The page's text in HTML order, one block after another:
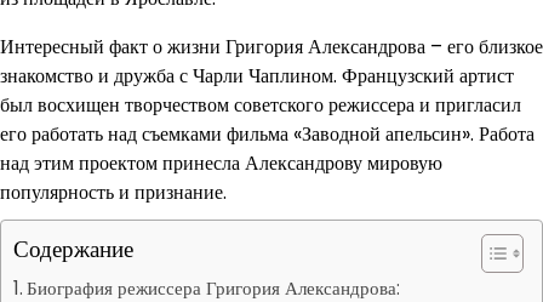
Интересный факт о жизни Григория Александрова – его близкое
знакомство и дружба с Чарли Чаплином. Французский артист
был восхищен творчеством советского режиссера и пригласил
его работать над съемками фильма «Заводной апельсин». Работа
над этим проектом принесла Александрову мировую
популярность и признание.
Содержание
Биография режиссера Григория Александрова: